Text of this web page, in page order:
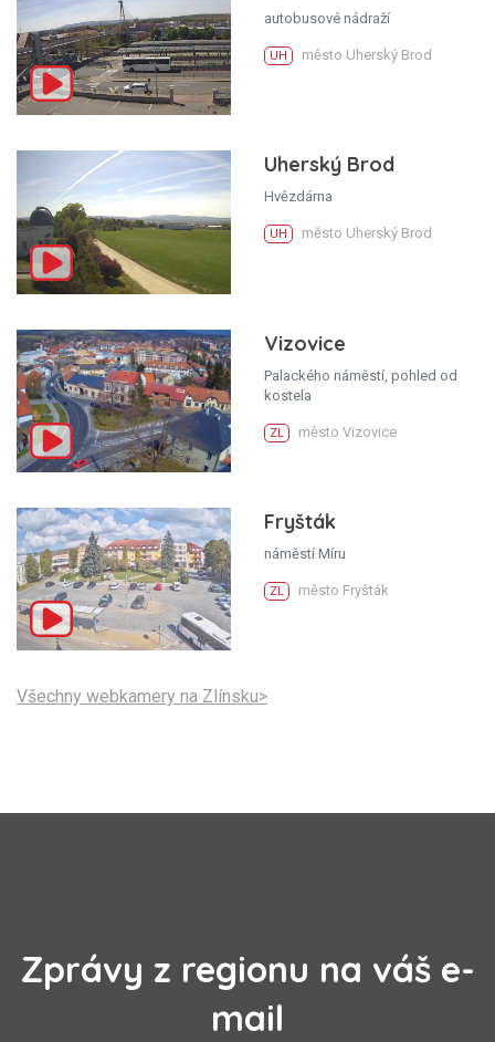
autobusové nádraží
UH město Uherský Brod
Uherský Brod
Hvězdárna
UH město Uherský Brod
Vizovice
Palackého náměstí, pohled od
kostela
ZL město Vizovice
Fryšták
náměstí Míru
ZL město Fryšták
Všechny webkamery na Zlínsku>
Zprávy z regionu na váš e-
mail